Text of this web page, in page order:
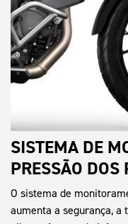
SISTEMA DE
PRESSÃO
O sistema de
aumenta a segurança,